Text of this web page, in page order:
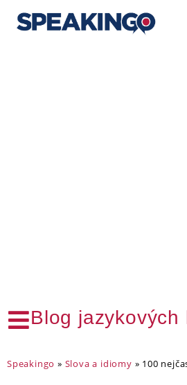
Blog
Speakingo » Slova a idiomy » 100